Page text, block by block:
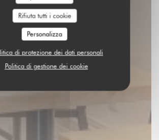
Rifiuta tutti i cookie
Personalizza
di protezione dei dati personali
Politica di gestione dei cookie